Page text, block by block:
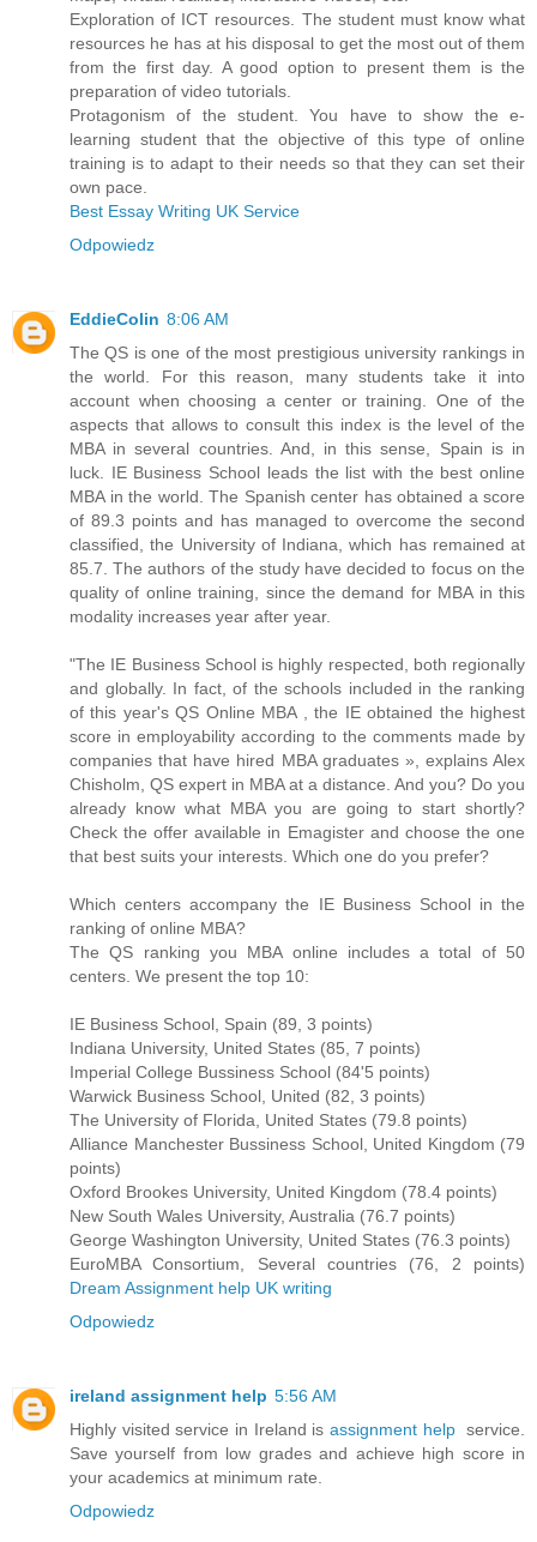
Exploration of ICT resources. The student must know what
resources he has at his disposal to get the most out of them
from the first day. A good option to present them is the
preparation of video tutorials.
Protagonism of the student. You have to show the e-
learning student that the objective of this type of online
training is to adapt to their needs so that they can set their
own pace.
Best Essay Writing UK Service
Odpowiedz
EddieColin 8:06 AM
The QS is one of the most prestigious university rankings in
the world. For this reason, many students take it into
account when choosing a center or training. One of the
aspects that allows to consult this index is the level of the
MBA in several countries. And, in this sense, Spain is in
luck. IE Business School leads the list with the best online
MBA in the world. The Spanish center has obtained a score
of 89.3 points and has managed to overcome the second
classified, the University of Indiana, which has remained at
85.7. The authors of the study have decided to focus on the
quality of online training, since the demand for MBA in this
modality increases year after year.
"The IE Business School is highly respected, both regionally
and globally. In fact, of the schools included in the ranking
of this year's QS Online MBA , the IE obtained the highest
score in employability according to the comments made by
companies that have hired MBA graduates », explains Alex
Chisholm, QS expert in MBA at a distance. And you? Do you
already know what MBA you are going to start shortly?
Check the offer available in Emagister and choose the one
that best suits your interests. Which one do you prefer?
Which centers accompany the IE Business School in the
ranking of online MBA?
The QS ranking you MBA online includes a total of 50
centers. We present the top 10:
IE Business School, Spain (89, 3 points)
Indiana University, United States (85, 7 points)
Imperial College Bussiness School (84'5 points)
Warwick Business School, United (82, 3 points)
The University of Florida, United States (79.8 points)
Alliance Manchester Bussiness School, United Kingdom (79
points)
Oxford Brookes University, United Kingdom (78.4 points)
New South Wales University, Australia (76.7 points)
George Washington University, United States (76.3 points)
EuroMBA Consortium, Several countries (76, 2 points)
Dream Assignment help UK writing
Odpowiedz
ireland assignment help 5:56 AM
Highly visited service in Ireland is assignment help service.
Save yourself from low grades and achieve high score in
your academics at minimum rate.
Odpowiedz